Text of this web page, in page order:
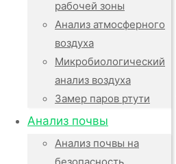
рабочей зоны
Анализ атмосферного
воздуха
Микробиологический
анализ воздуха
Замер паров ртути
Анализ почвы
Анализ почвы на